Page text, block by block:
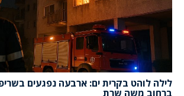
לילה לוהט בקרית ים: ארבעה נפגעים
ברחוב משה שרת